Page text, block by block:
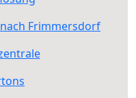
Frimmersdorf